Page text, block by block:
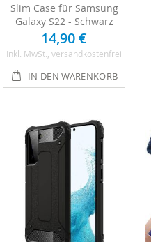
Slim Case für Samsung
Galaxy S22 - Schwarz
14,90 €
Inkl. MwSt. , versandkostenfrei
IN DEN WARENKORB